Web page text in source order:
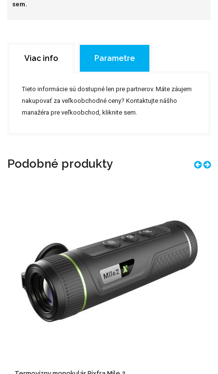
sem.
Viac info Parametre
Tieto informácie sú dostupné len pre partnerov. Máte záujem
nakupovať za veľkoobchodné ceny? Kontaktujte nášho
manažéra pre veľkoobchod, kliknite sem.
Podobné produkty